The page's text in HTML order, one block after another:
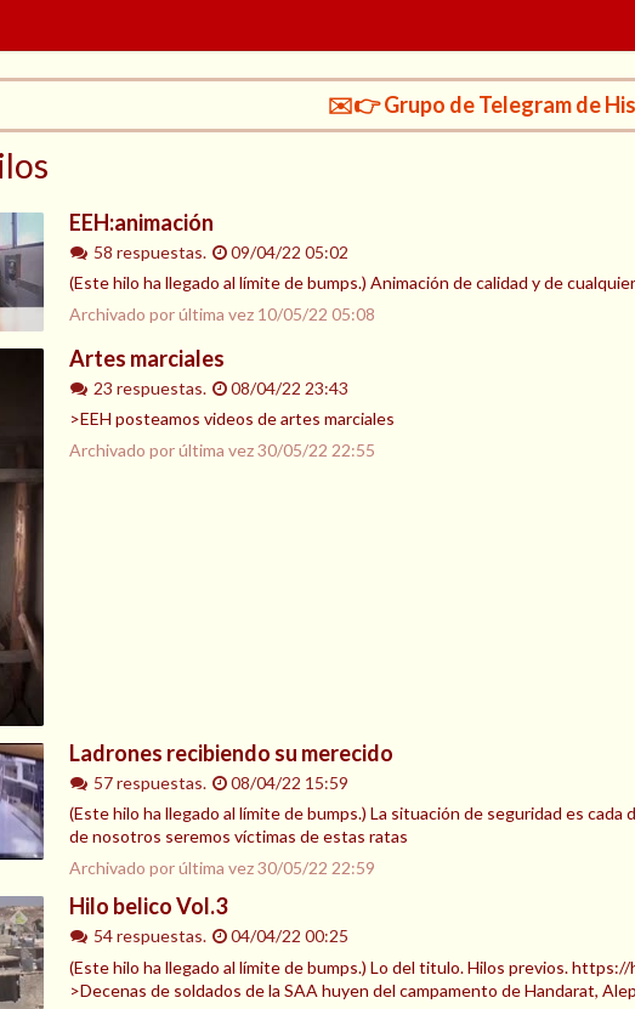
✉️👉 Grupo de Telegram de
EEH:animación
58 respuestas.
09/04/22 05:02
(Este hilo ha llegado al límite de bumps.) Animación de calidad y de
Archivado por última vez 10/05/22 05:08
Artes marciales
23 respuestas.
08/04/22 23:43
>EEH posteamos videos de artes marciales
Archivado por última vez30/05/22 22:55
Ladrones recibiendo su merecido
57 respuestas.
08/04/22 15:59
(Este hilo ha llegado al límite de bumps.) La situación de seguridad es
de nosotros seremos víctimas de estas ratas
Archivado por última vez30/05/22 22:59
Hilo belico Vol.3
54 respuestas.
04/04/22 00:25
(Este hilo ha llegado al límite de bumps.) Lo del titulo. Hilos previos.
>Decenas de soldados de la SAA huyen del campamento de Handarat,